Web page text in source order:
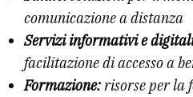
comunicazione a distanza
Servizi informativi e
facilitazione di accesso a
Formazione:risorse per la